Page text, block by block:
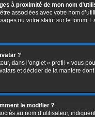
à proximité de mon nom
associées avec votre nom
ou votre statut sur le forum.
?
dans l’onglet « profil » vous
et décider de la manière
le modifier ?
au nom d’utilisateur,